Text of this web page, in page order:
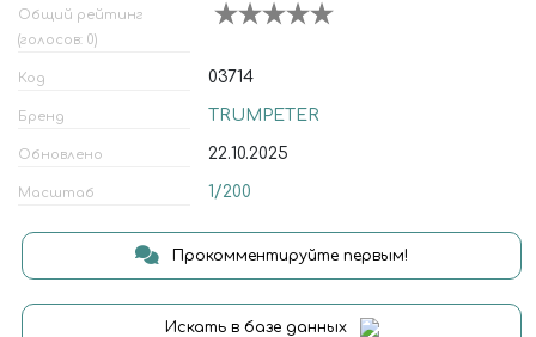
Общий рейтинг
(голосов: 0)
Код 03714
Бренд TRUMPETER
Обновлено 22.10.2025
Масштаб 1/200
Прокомментируйте первым!
Искать в базе данных